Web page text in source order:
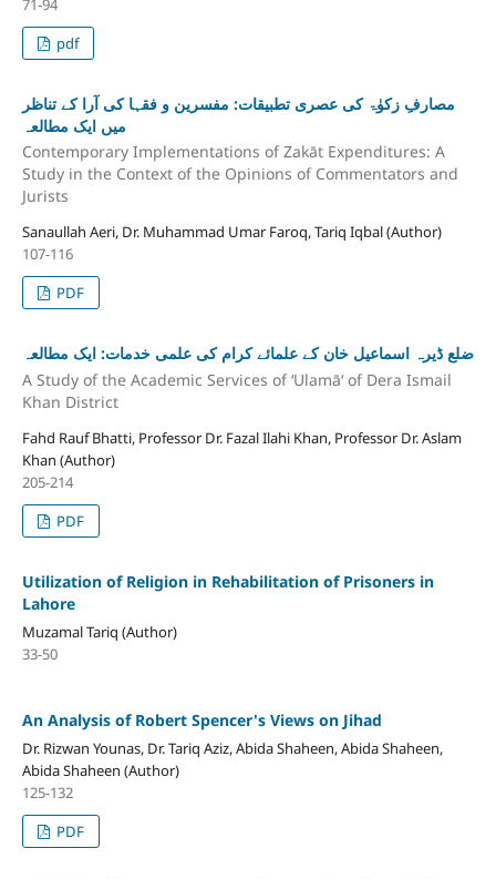
71-94
pdf
مصارفِ زکوٰۃ کی عصری تطبیقات: مفسرین و فقہا کی آرا کے تناظر
میں ایک مطالعہ
Contemporary Implementations of Zakāt Expenditures: A
Study in the Context of the Opinions of Commentators and
Jurists
Sanaullah Aeri, Dr. Muhammad Umar Faroq, Tariq Iqbal (Author)
107-116
PDF
ضلع ڈیرہ اسماعیل خان کے علمائے کرام کی علمی خدمات: ایک مطالعہ
A Study of the Academic Services of ʻUlamāʻ of Dera Ismail
Khan District
Fahd Rauf Bhatti, Professor Dr. Fazal Ilahi Khan, Professor Dr. Aslam
Khan (Author)
205-214
PDF
Utilization of Religion in Rehabilitation of Prisoners in
Lahore
Muzamal Tariq (Author)
33-50
An Analysis of Robert Spencer's Views on Jihad
Dr. Rizwan Younas, Dr. Tariq Aziz, Abida Shaheen, Abida Shaheen,
Abida Shaheen (Author)
125-132
PDF